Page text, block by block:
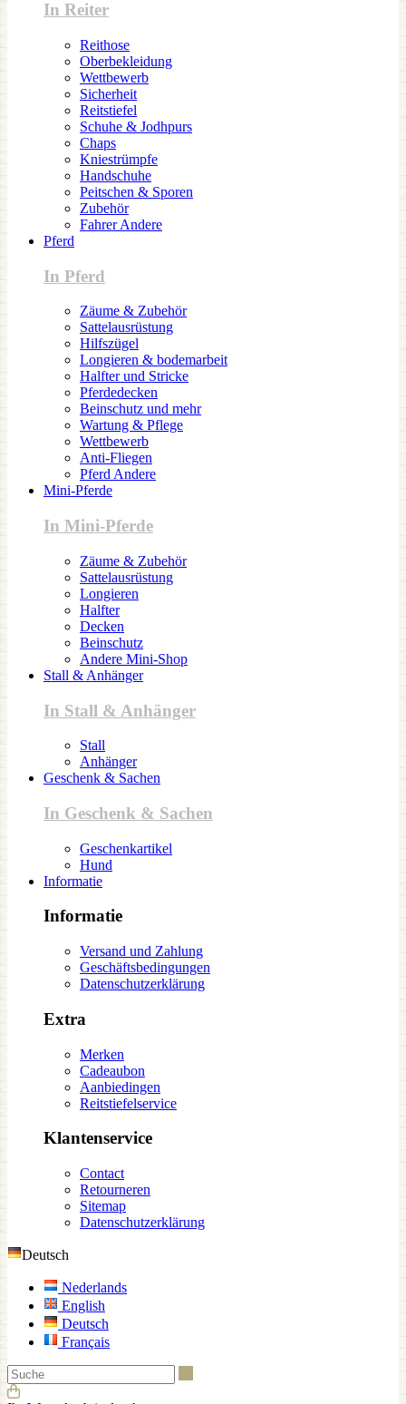
In Reiter
Reithose
Oberbekleidung
Wettbewerb
Sicherheit
Reitstiefel
Schuhe & Jodhpurs
Chaps
Kniestrümpfe
Handschuhe
Peitschen & Sporen
Zubehör
Fahrer Andere
Pferd
In Pferd
Zäume & Zubehör
Sattelausrüstung
Hilfszügel
Longieren & bodemarbeit
Halfter und Stricke
Pferdedecken
Beinschutz und mehr
Wartung & Pflege
Wettbewerb
Anti-Fliegen
Pferd Andere
Mini-Pferde
In Mini-Pferde
Zäume & Zubehör
Sattelausrüstung
Longieren
Halfter
Decken
Beinschutz
Andere Mini-Shop
Stall & Anhänger
In Stall & Anhänger
Stall
Anhänger
Geschenk & Sachen
In Geschenk & Sachen
Geschenkartikel
Hund
Informatie
Informatie
Versand und Zahlung
Geschäftsbedingungen
Datenschutzerklärung
Extra
Merken
Cadeaubon
Aanbiedingen
Reitstiefelservice
Klantenservice
Contact
Retourneren
Sitemap
Datenschutzerklärung
Deutsch
Nederlands
English
Deutsch
Français